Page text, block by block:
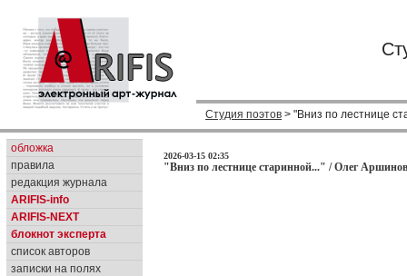
Студия поэтов > "Вниз по лестнице
обложка
правила
редакция журнала
ARIFIS-info
ARIFIS-NEXT
блокнот эксперта
список авторов
записки на полях
2026-03-15 02:35
"Вниз по лестнице старинной..." / Олег